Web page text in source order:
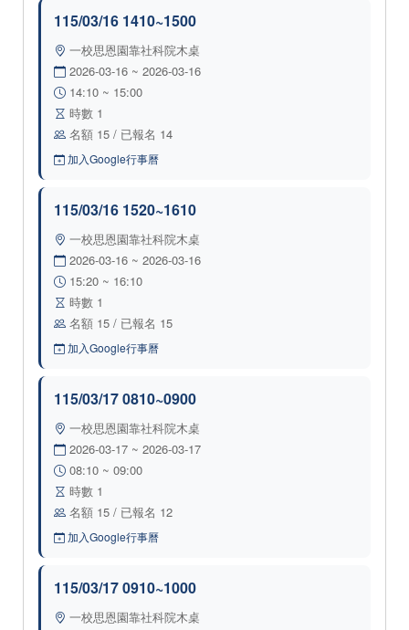
115/03/16 1410~1500
一校思恩園靠社科院木桌
2026-03-16 ~ 2026-03-16
14:10 ~ 15:00
時數 1
名額 15 / 已報名 14
加入Google行事曆
115/03/16 1520~1610
一校思恩園靠社科院木桌
2026-03-16 ~ 2026-03-16
15:20 ~ 16:10
時數 1
名額 15 / 已報名 15
加入Google行事曆
115/03/17 0810~0900
一校思恩園靠社科院木桌
2026-03-17 ~ 2026-03-17
08:10 ~ 09:00
時數 1
名額 15 / 已報名 12
加入Google行事曆
115/03/17 0910~1000
一校思恩園靠社科院木桌